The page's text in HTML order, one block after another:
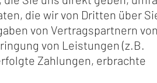
die wir von Dritten über
von Vertragspartnern
von Leistungen (z.B.
Zahlungen, erbrachte